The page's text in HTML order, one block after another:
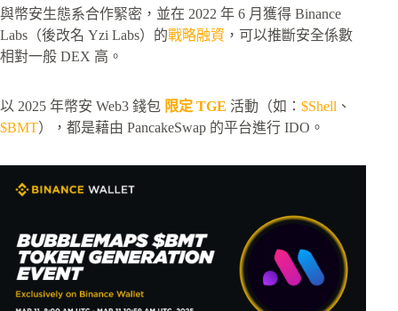
與幣安生態系合作緊密，並在 2022 年 6 月獲得 Binance
Labs（後改名 Yzi Labs）的戰略融資 ，可以推斷安全係數
相對一般 DEX 高。
以 2025 年幣安 Web3 錢包 限定 TGE 活動（如： $Shell 、
$BMT），都是藉由 PancakeSwap 的平台進行 IDO。